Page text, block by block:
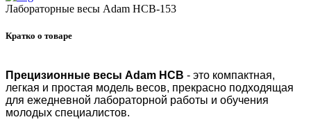
Лабораторные весы Adam HCB-153
Кратко о товаре
Прецизионные весы Adam HCB - это компактная,
легкая и простая модель весов, прекрасно подходящая
для ежедневной лабораторной работы и обучения
молодых специалистов.